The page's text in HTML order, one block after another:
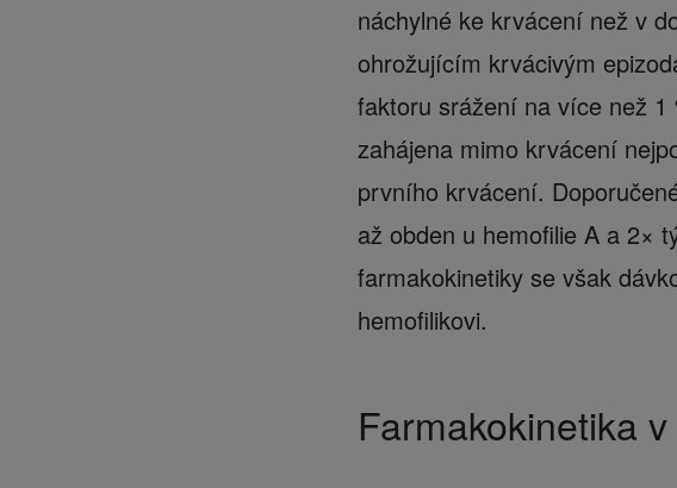
náchylné ke krvácení než v
ohrožujícím krvácivým
faktoru srážení na více než
zahájena mimo krvácení
prvního krvácení.
až obden u hemofilie A a 2×
farmakokinetiky se však
hemofilikovi.
Farmakokinetika